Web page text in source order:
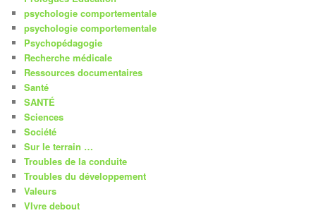
psychologie comportementale
psychologie comportementale
Psychopédagogie
Recherche médicale
Ressources documentaires
Santé
SANTÉ
Sciences
Société
Sur le terrain …
Troubles de la conduite
Troubles du développement
Valeurs
VIvre debout